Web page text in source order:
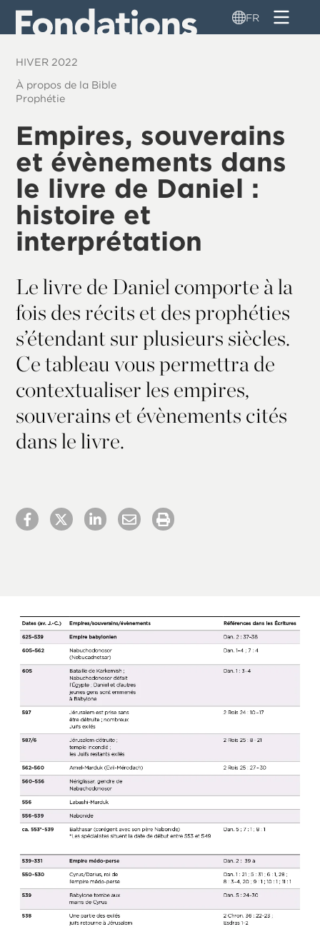
Aller
principal
FR
HIVER 2022
À propos de la Bible
Prophétie
Empires, souverains
et évènements dans
le livre de Daniel :
histoire et
interprétation
Le livre de Daniel comporte à la
fois des récits et des prophéties
s’étendant sur plusieurs siècles.
Ce tableau vous permettra de
contextualiser les empires,
souverains et évènements cités
dans le livre.